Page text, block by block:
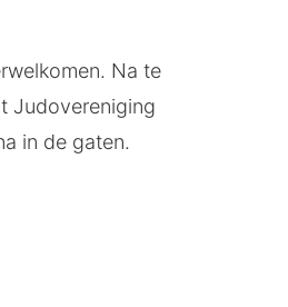
Na te
Judovereniging
in de gaten.